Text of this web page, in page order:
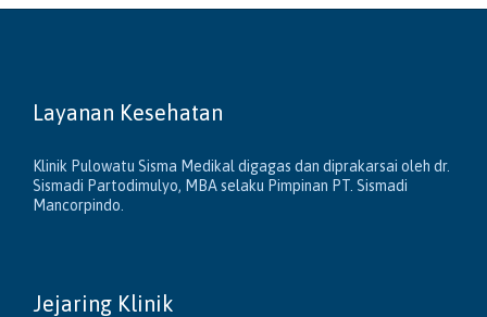
Layanan Kesehatan
Klinik Pulowatu Sisma Medikal digagas dan diprakarsai oleh dr.
Sismadi Partodimulyo, MBA selaku Pimpinan PT. Sismadi
Mancorpindo.
Jejaring Klinik